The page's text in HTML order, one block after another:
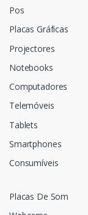
Pos
Placas Gráficas
Projectores
Notebooks
Computadores
Telemóveis
Tablets
Smartphones
Consumíveis
Placas De Som